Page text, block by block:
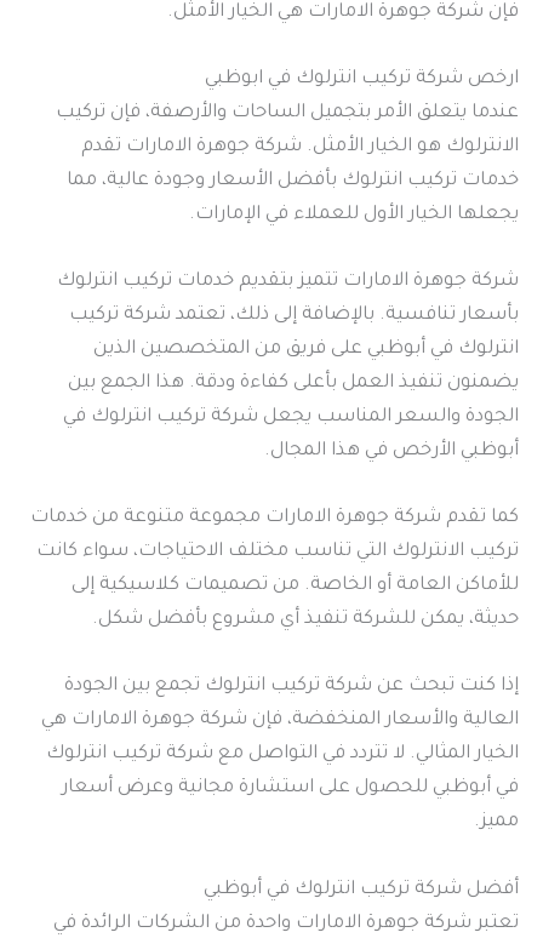
فإن شركة جوهرة الامارات هي الخيار الأمثل.
ارخص شركة تركيب انترلوك في ابوظبي
عندما يتعلق الأمر بتجميل الساحات والأرصفة، فإن تركيب
الانترلوك هو الخيار الأمثل. شركة جوهرة الامارات تقدم
خدمات تركيب انترلوك بأفضل الأسعار وجودة عالية، مما
يجعلها الخيار الأول للعملاء في الإمارات.
شركة جوهرة الامارات تتميز بتقديم خدمات تركيب انترلوك
بأسعار تنافسية. بالإضافة إلى ذلك، تعتمد شركة تركيب
انترلوك في أبوظبي على فريق من المتخصصين الذين
يضمنون تنفيذ العمل بأعلى كفاءة ودقة. هذا الجمع بين
الجودة والسعر المناسب يجعل شركة تركيب انترلوك في
أبوظبي الأرخص في هذا المجال.
كما تقدم شركة جوهرة الامارات مجموعة متنوعة من خدمات
تركيب الانترلوك التي تناسب مختلف الاحتياجات، سواء كانت
للأماكن العامة أو الخاصة. من تصميمات كلاسيكية إلى
حديثة، يمكن للشركة تنفيذ أي مشروع بأفضل شكل.
إذا كنت تبحث عن شركة تركيب انترلوك تجمع بين الجودة
العالية والأسعار المنخفضة، فإن شركة جوهرة الامارات هي
الخيار المثالي. لا تتردد في التواصل مع شركة تركيب انترلوك
في أبوظبي للحصول على استشارة مجانية وعرض أسعار
مميز.
أفضل شركة تركيب انترلوك في أبوظبي
تعتبر شركة جوهرة الامارات واحدة من الشركات الرائدة في